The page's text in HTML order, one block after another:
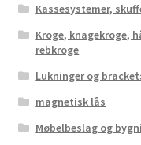
Kassesystemer,
Kroge, knagekroge,
rebkroge
Lukninger og
magnetisk lås
Møbelbeslag og